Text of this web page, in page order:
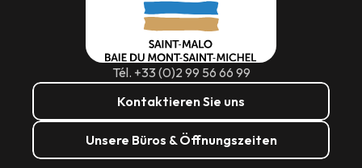
Tél. +33 (0)2 99 56 66 99
Kontaktieren Sie uns
Unsere Büros & Öffnungszeiten